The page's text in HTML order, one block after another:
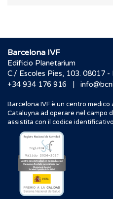
Barcelona IVF
Edificio Planetarium
C./ Escoles Pies, 103. 08017 -
+34 934 176 916
|
Barcelona IVF è un centro
Cataluyna ad operare nel campo
assistita con il codice